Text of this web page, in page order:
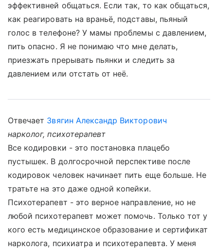
эффективней общаться. Если так, то как общаться,
как реагировать на враньё, подставы, пьяный
голос в телефоне? У мамы проблемы с давлением,
пить опасно. Я не понимаю что мне делать,
приезжать прерывать пьянки и следить за
давлением или отстать от неё.
Отвечает Звягин Александр Викторович
нарколог, психотерапевт
Все кодировки - это постановка плацебо
пустышек. В долгосрочной перспективе после
кодировок человек начинает пить еще больше. Не
тратьте на это даже одной копейки.
Психотерапевт - это верное направление, но не
любой психотерапевт может помочь. Только тот у
кого есть медицинское образование и сертификат
нарколога, психиатра и психотерапевта. У меня